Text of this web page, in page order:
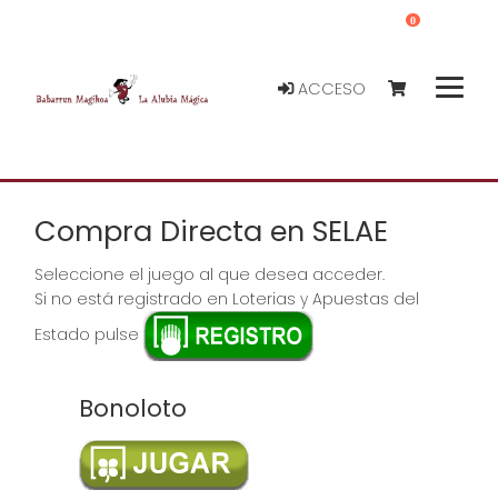
ACCESO
0
Compra Directa en SELAE
Seleccione el juego al que desea acceder.
Si no está registrado en Loterias y Apuestas del
Estado pulse
Bonoloto